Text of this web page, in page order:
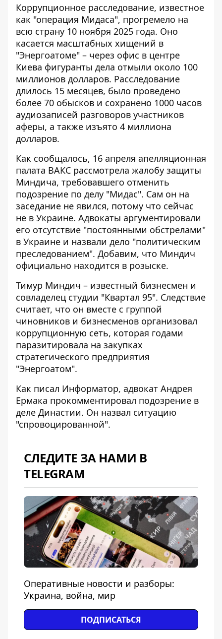
Коррупционное расследование, известное
как "операция Мидаса", прогремело на
всю страну 10 ноября 2025 года. Оно
касается масштабных хищений в
"Энергоатоме" – через офис в центре
Киева фигуранты дела отмыли около 100
миллионов долларов. Расследование
длилось 15 месяцев, было проведено
более 70 обысков и сохранено 1000 часов
аудиозаписей разговоров участников
аферы, а также изъято 4 миллиона
долларов.
Как сообщалось, 16 апреля апелляционная
палата ВАКС рассмотрела жалобу защиты
Миндича, требовавшего отменить
подозрение по делу "Мидас". Сам он на
заседание не явился, потому что сейчас
не в Украине. Адвокаты аргументировали
его отсутствие "постоянными обстрелами"
в Украине и назвали дело "политическим
преследованием". Добавим, что Миндич
официально находится в розыске.
Тимур Миндич – известный бизнесмен и
совладелец студии "Квартал 95". Следствие
считает, что он вместе с группой
чиновников и бизнесменов организовал
коррупционную сеть, которая годами
паразитировала на закупках
стратегического предприятия
"Энергоатом".
Как писал Информатор, адвокат Андрея
Ермака прокомментировал подозрение в
деле Династии. Он назвал ситуацию
"спровоцированной".
СЛЕДИТЕ ЗА НАМИ В
TELEGRAM
Оперативные новости и разборы:
Украина, война, мир
ПОДПИСАТЬСЯ